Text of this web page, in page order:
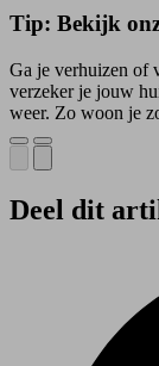
Tip: Bekijk
Ga je verhuizen of
verzeker je jouw
weer. Zo woon je
Deel dit